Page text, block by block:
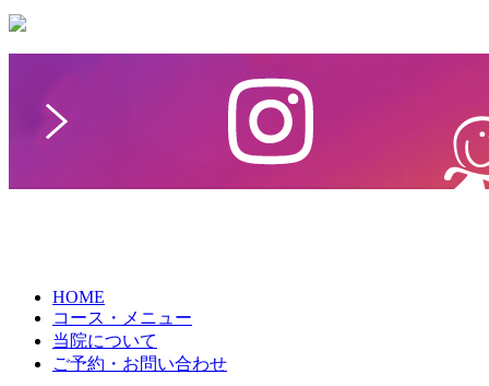
HOME
コース・メニュー
当院について
ご予約・お問い合わせ